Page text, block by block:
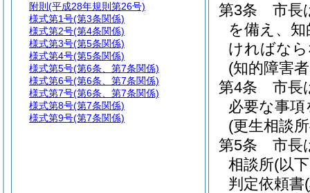
第3条
市長
を備え、
ければな
(知的障害
第4条
市長
必要な事
(更生相談
第5条
市長
相談所(以
判定依頼書(
附則 (平成28年規則第26号)
様式第1号(第3条関係)
様式第2号(第4条関係)
様式第3号(第5条関係)
様式第4号(第5条関係)
様式第5号(第6条、第7条関係)
様式第6号(第6条、第7条関係)
様式第7号(第6条、第7条関係)
様式第8号(第7条関係)
様式第9号(第7条関係)